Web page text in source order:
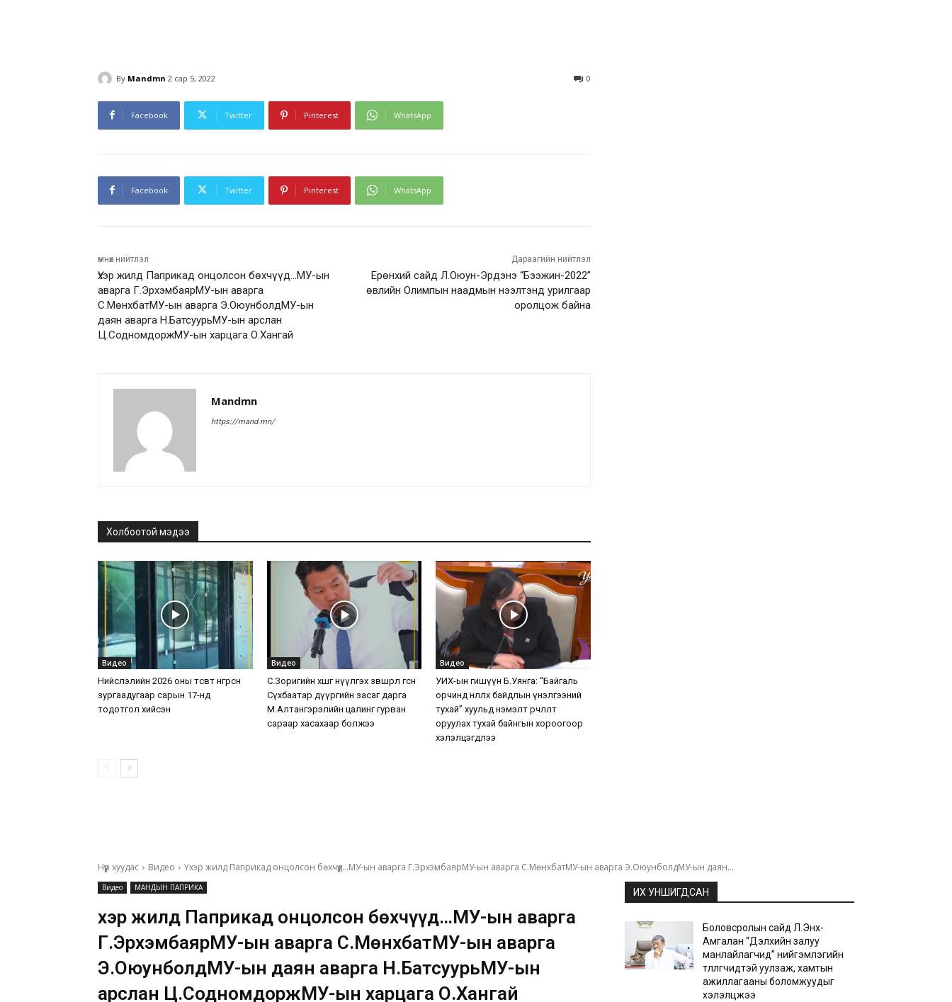
By Mandmn 2 сар 5, 2022 0
Facebook Twitter Pinterest WhatsApp
Facebook Twitter Pinterest WhatsApp
өмнөх нийтлэл
Үхэр жилд Паприкад онцолсон бөхчүүд…МУ-ын
аварга Г.ЭрхэмбаярМУ-ын аварга
С.МөнхбатМУ-ын аварга Э.ОюунболдМУ-ын
даян аварга Н.БатсуурьМУ-ын арслан
Ц.СодномдоржМУ-ын харцага О.Хангай
Дараагийн нийтлэл
Ерөнхий сайд Л.Оюун-Эрдэнэ “Бээжин-2022”
өвлийн Олимпын наадмын нээлтэнд урилгаар
оролцож байна
Mandmn
https://mand.mn/
Холбоотой мэдээ
Видео
Нийслэлийн 2026 оны төсөвт өнгөрсөн
зургаадугаар сарын 17-нд
тодотгол хийсэн
Видео
С.Зоригийн хөшөөг нүүлгэх зөвшөөрөл өгсөн
Сүхбаатар дүүргийн засаг дарга
М.Алтангэрэлийн цалинг гурван
сараар хасахаар болжээ
Видео
УИХ-ын гишүүн Б.Уянга: “Байгаль
орчинд нөлөөлөх байдлын үнэлгээний
тухай” хуульд нэмэлт өөрчлөлт
оруулах тухай байнгын хороогоор
хэлэлцэгдлээ